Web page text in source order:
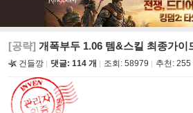
[공략] 개폭부두 1.06 템&스킬 최종가이
건들깡 댓글: 114 개 조회: 58979 추천: 255